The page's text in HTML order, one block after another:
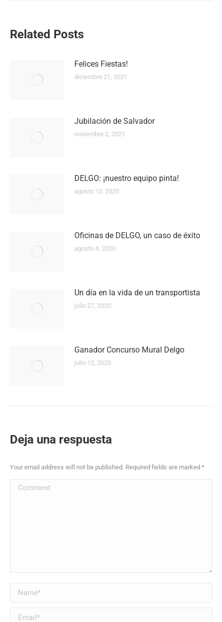
Related Posts
Felices Fiestas!
diciembre 21, 2021
Jubilación de Salvador
noviembre 2, 2021
DELGO: ¡nuestro equipo pinta!
agosto 13, 2020
Oficinas de DELGO, un caso de éxito
agosto 4, 2020
Un día en la vida de un transportista
julio 27, 2020
Ganador Concurso Mural Delgo
julio 12, 2020
Deja una respuesta
Your email address will not be published. Required fields are marked *
Comment
Name *
Email *